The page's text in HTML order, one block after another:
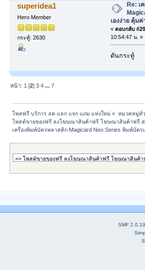
superidea1
Hero Member
กระทู้: 2630
Re: เ
เองง่าย คุ้มค่
« ตอบกลับ
10:54:47 น. »
ดันกระทู้
หน้า: 1 [2]3 4 ...7
โพสฟรี บริการ ลด แลก แจก แถม แห่งใหม่ » หมวดหมู่ทั่
โพสต์ขายของฟรี ลงโฆษณาสินค้าฟรี โฆษณาสินค้าฟรี ส
เครื่องพิมพ์บัตรพลาสติก Magicard Neo Series พิมพ์บัตร
SMF 2.0.19